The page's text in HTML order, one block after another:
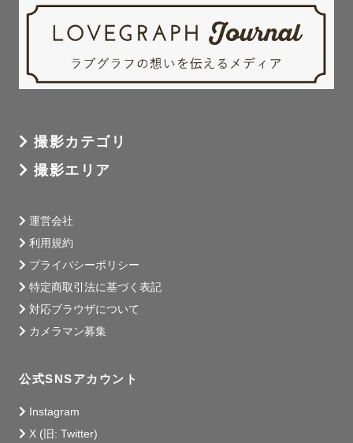
撮影カテゴリ
撮影エリア
運営会社
利用規約
プライバシーポリシー
特定商取引法に基づく表記
対応ブラウザについて
カメラマン募集
公式SNSアカウント
Instagram
X (旧: Twitter)